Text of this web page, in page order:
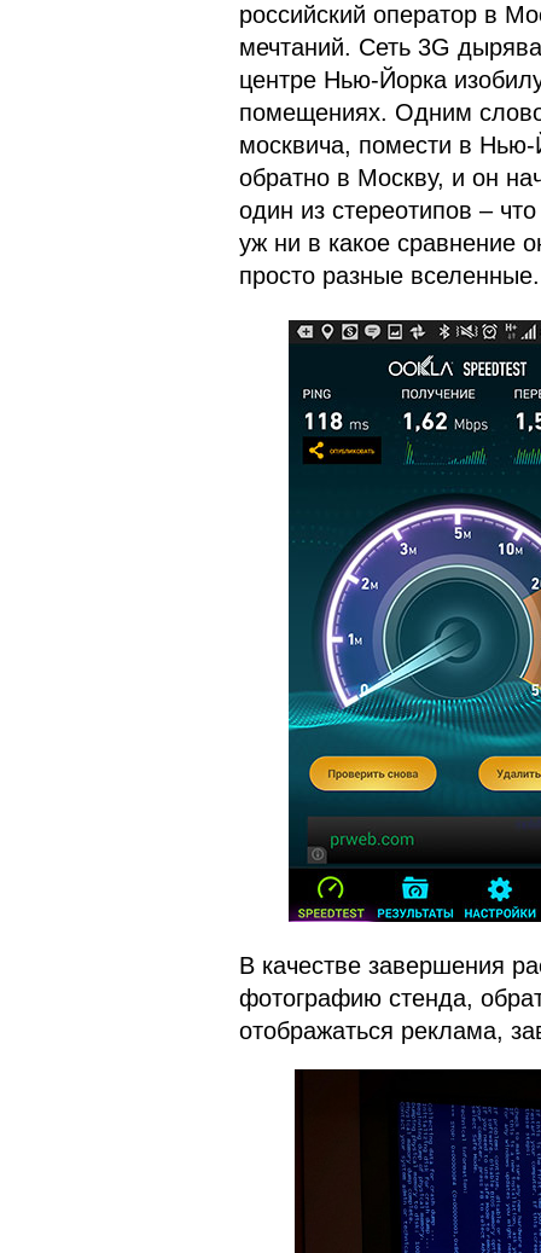
российский оператор в
мечтаний. Сеть 3G
центре Нью-Йорка
помещениях. Одним
москвича, помести в
обратно в Москву, и он
один из стереотипов –
уж ни в какое сравнение
просто разные вселенные.
В качестве завершения
фотографию стенда,
отображаться реклама,